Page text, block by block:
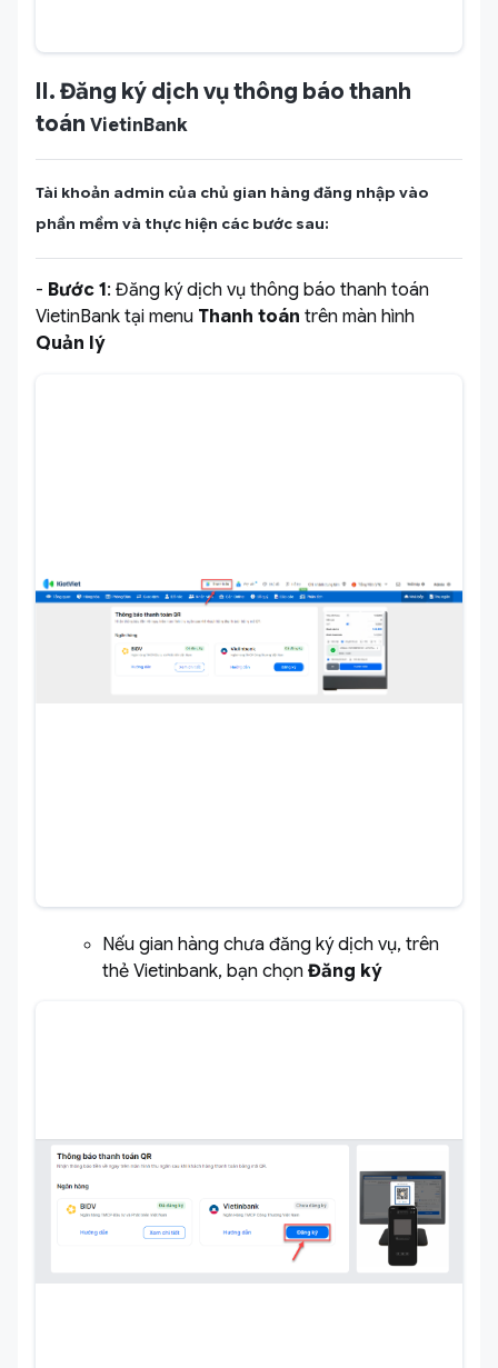
II. Đăng ký dịch vụ thông báo thanh
toán VietinBank
Tài khoản admin của chủ gian hàng đăng nhập vào
phần mềm và thực hiện các bước sau:
- Bước 1: Đăng ký dịch vụ thông báo thanh toán
VietinBank tại menu Thanh toán trên màn hình
Quản lý
Nếu gian hàng chưa đăng ký dịch vụ, trên
thẻ Vietinbank, bạn chọn Đăng ký